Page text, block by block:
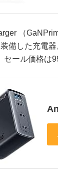
（
備した充電
セール価格は